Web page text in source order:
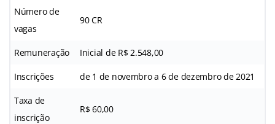
Número de
vagas
90 CR
Remuneração Inicial de R$ 2.548,00
Inscrições de 1 de novembro a 6 de dezembro de 2021
Taxa de
inscrição
R$ 60,00